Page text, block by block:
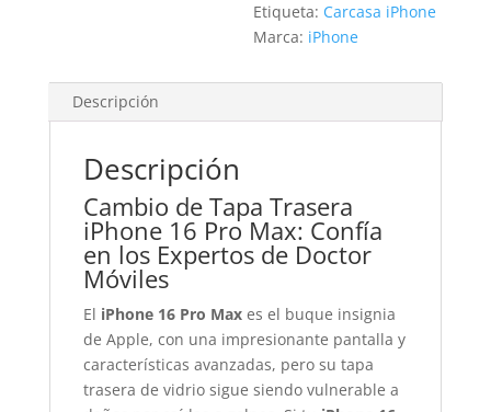
Etiqueta: Carcasa iPhone
Marca: iPhone
Descripción
Descripción
Cambio de Tapa Trasera
iPhone 16 Pro Max: Confía
en los Expertos de Doctor
Móviles
El iPhone 16 Pro Maxes el buque insignia
de Apple, con una impresionante pantalla y
características avanzadas, pero su tapa
trasera de vidrio sigue siendo vulnerable a